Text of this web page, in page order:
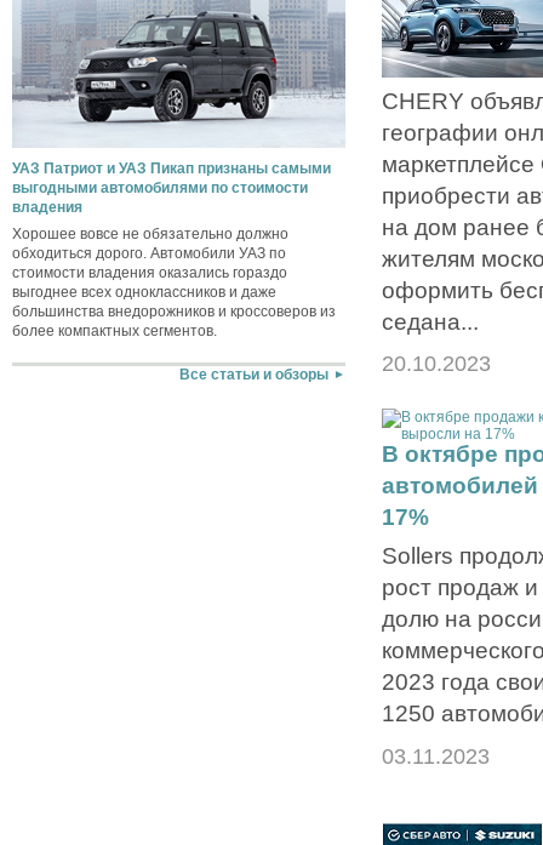
УАЗ Патриот и УАЗ Пикап признаны самыми
выгодными автомобилями по стоимости
владения
Хорошее вовсе не обязательно должно
обходиться дорого. Автомобили УАЗ по
стоимости владения оказались гораздо
выгоднее всех одноклассников и даже
большинства внедорожников и кроссоверов из
более компактных сегментов.
Все статьи и обзоры
CHERY
географии
приобрести
на дом ранее
жителям
оформить
седана...
20.10.2023
В октябре
17%
Sollers
рост продаж
долю на
2023 года
1250
03.11.2023